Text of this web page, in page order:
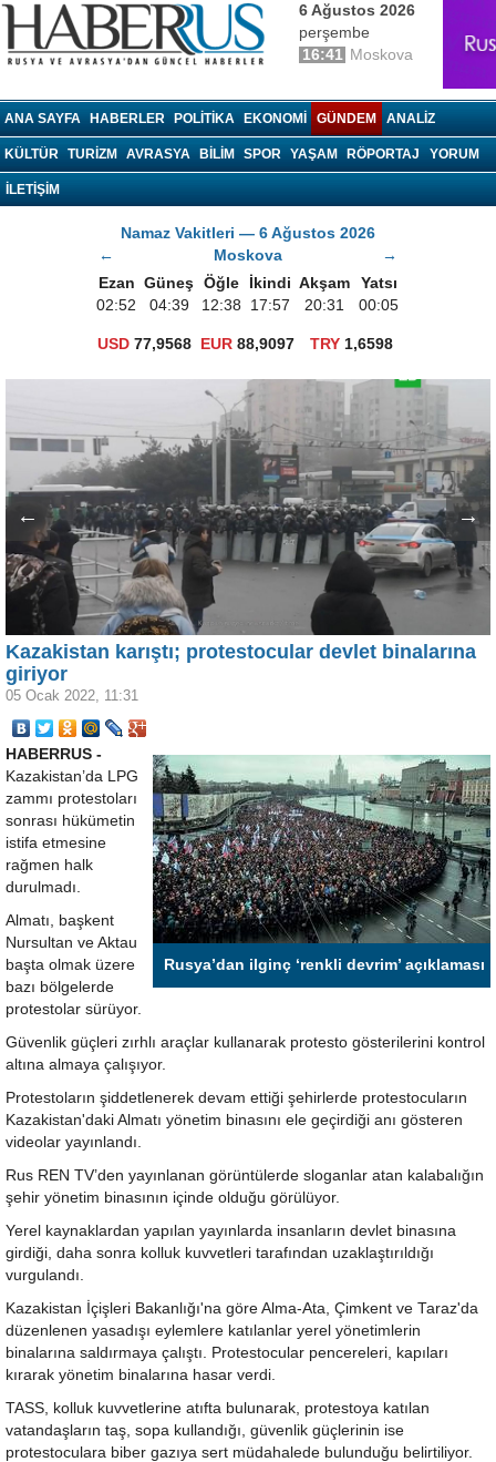
6 Ağustos 2026
perşembe
16:41 Moskova
ANA SAYFA HABERLER POLITIKA EKONOMI GÜNDEM ANALIZ
KÜLTÜR TURIZM AVRASYA BILIM SPOR YAŞAM RÖPORTAJ YORUM
İLETİŞİM
Namaz Vakitleri — 6 Ağustos 2026
←
Moskova
→
Ezan Güneş Öğle İkindi Akşam
Yatsı
02:52
04:39 12:38 17:57 20:31 00:05
USD 77,9568 EUR 88,9097 TRY1,6598
← →
Kazakistan karıştı; protestocular devlet binalarına
giriyor
05 Ocak 2022, 11:31
Rusya’dan ilginç ‘renkli devrim’ açıklaması
HABERRUS -
Kazakistan’da LPG
zammı protestoları
sonrası hükümetin
istifa etmesine
rağmen halk
durulmadı.
Almatı, başkent
Nursultan ve Aktau
başta olmak üzere
bazı bölgelerde
protestolar sürüyor.
Güvenlik güçleri zırhlı araçlar kullanarak protesto gösterilerini kontrol
altına almaya çalışıyor.
Protestoların şiddetlenerek devam ettiği şehirlerde protestocuların
Kazakistan'daki Almatı yönetim binasını ele geçirdiği anı gösteren
videolar yayınlandı.
Rus REN TV’den yayınlanan görüntülerde sloganlar atan kalabalığın
şehir yönetim binasının içinde olduğu görülüyor.
Yerel kaynaklardan yapılan yayınlarda insanların devlet binasına
girdiği, daha sonra kolluk kuvvetleri tarafından uzaklaştırıldığı
vurgulandı.
Kazakistan İçişleri Bakanlığı'na göre Alma-Ata, Çimkent ve Taraz'da
düzenlenen yasadışı eylemlere katılanlar yerel yönetimlerin
binalarına saldırmaya çalıştı. Protestocular pencereleri, kapıları
kırarak yönetim binalarına hasar verdi.
TASS, kolluk kuvvetlerine atıfta bulunarak, protestoya katılan
vatandaşların taş, sopa kullandığı, güvenlik güçlerinin ise
protestoculara biber gazıya sert müdahalede bulunduğu belirtiliyor.